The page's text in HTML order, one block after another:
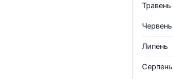
Травень
Червень
Липень
Серпень